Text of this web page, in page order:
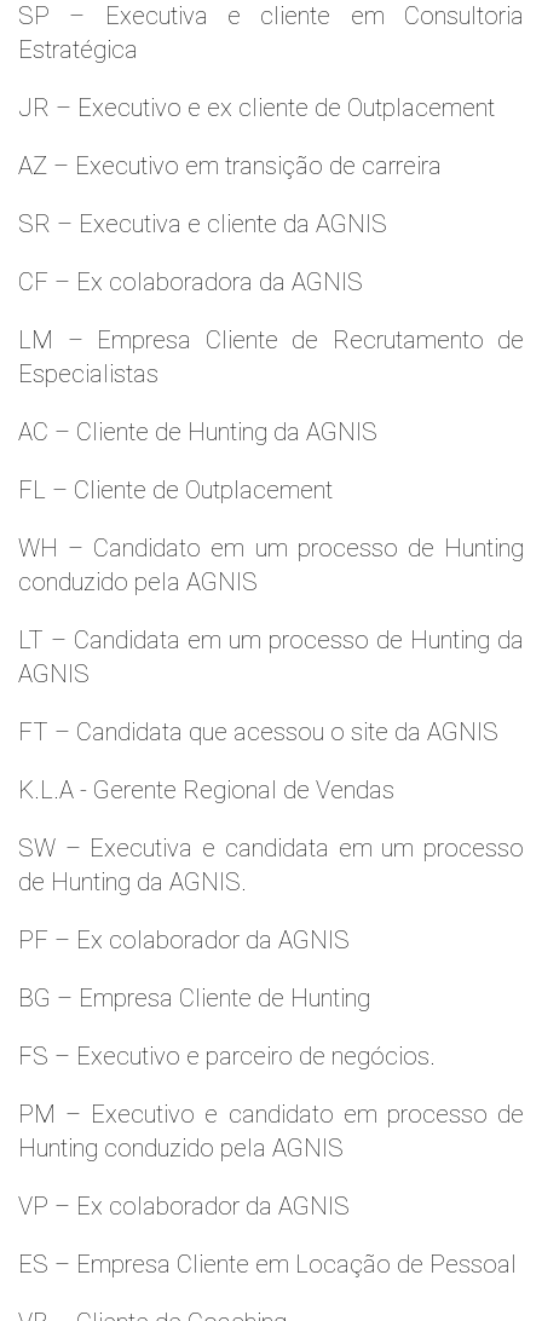
SP – Executiva e cliente em Consultoria
Estratégica
JR – Executivo e ex cliente de Outplacement
AZ – Executivo em transição de carreira
SR – Executiva e cliente da AGNIS
CF – Ex colaboradora da AGNIS
LM – Empresa Cliente de Recrutamento de
Especialistas
AC – Cliente de Hunting da AGNIS
FL – Cliente de Outplacement
WH – Candidato em um processo de Hunting
conduzido pela AGNIS
LT – Candidata em um processo de Hunting da
AGNIS
FT – Candidata que acessou o site da AGNIS
K.L.A - Gerente Regional de Vendas
SW – Executiva e candidata em um processo
de Hunting da AGNIS.
PF – Ex colaborador da AGNIS
BG – Empresa Cliente de Hunting
FS – Executivo e parceiro de negócios.
PM – Executivo e candidato em processo de
Hunting conduzido pela AGNIS
VP – Ex colaborador da AGNIS
ES – Empresa Cliente em Locação de Pessoal